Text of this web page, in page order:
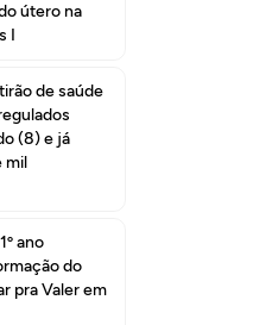
útero na
I
de saúde
(8) e já
mil
ano
do
pra Valer em